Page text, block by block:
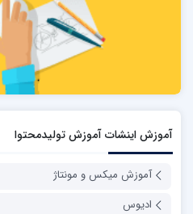
آموزش اینشات آموزش تولیدمحتوا
آموزش میکس و مونتاژ
ادیوس